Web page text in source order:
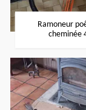
Ramoneur
cheminée